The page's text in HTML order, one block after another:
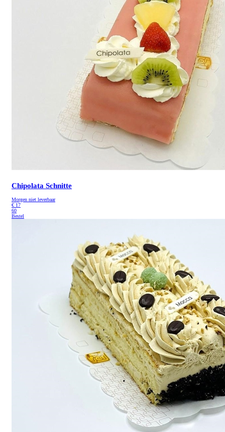
Chipolata Schnitte
Morgen niet leverbaar
€ 17
60
Bestel